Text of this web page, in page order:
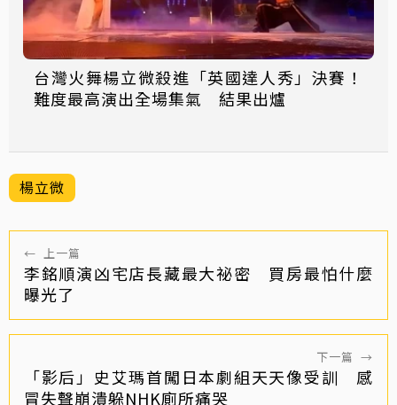
台灣火舞楊立微殺進「英國達人秀」決賽！
難度最高演出全場集氣 結果出爐
楊立微
← 上一篇
李銘順演凶宅店長藏最大祕密 買房最怕什麼
曝光了
下一篇 →
「影后」史艾瑪首闖日本劇組天天像受訓 感
冒失聲崩潰躲NHK廁所痛哭